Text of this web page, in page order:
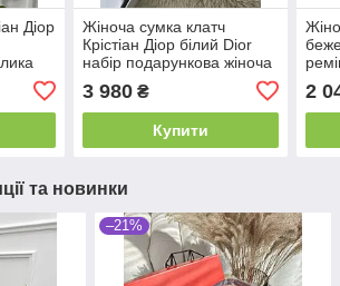
Діор
Жіноча сумка клатч
Крістіан Діор білий Dior
набір подарункова жіноча
3 980₴
Купити
2
та новинки
–21%